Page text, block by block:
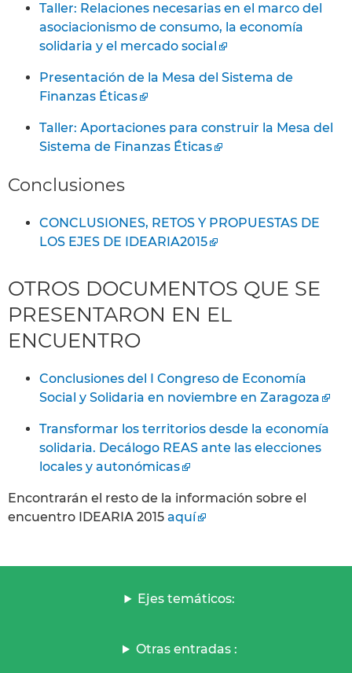
Taller: Relaciones necesarias en el marco del
asociacionismo de consumo, la economía
solidaria y el mercado social
Presentación de la Mesa del Sistema de
Finanzas Éticas
Taller: Aportaciones para construir la Mesa del
Sistema de Finanzas Éticas
Conclusiones
CONCLUSIONES, RETOS Y PROPUESTAS DE
LOS EJES DE IDEARIA2015
OTROS DOCUMENTOS QUE SE
PRESENTARON EN EL
ENCUENTRO
Conclusiones del I Congreso de Economía
Social y Solidaria en noviembre en Zaragoza
Transformar los territorios desde la economía
solidaria. Decálogo REAS ante las elecciones
locales y autonómicas
Encontrarán el resto de la información sobre el
encuentro IDEARIA 2015 aquí
Ejes temáticos:
Otras entradas :